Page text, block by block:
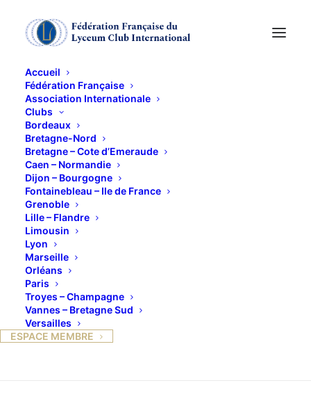
Accueil
Fédération Française
Association Internationale
Clubs
Bordeaux
Bretagne-Nord
Bretagne – Cote d’Emeraude
Caen – Normandie
Dijon – Bourgogne
Fontainebleau – Ile de France
Grenoble
Lille – Flandre
Limousin
Lyon
Marseille
Orléans
Paris
Troyes – Champagne
Vannes – Bretagne Sud
Versailles
ESPACE MEMBRE
20 JUIN 2013
Notre Amie, Béatrice FIX nous propose un très beau
programme, un « Circuit roman », avec la visite des
églises de Thaon, Rucqueville, Secqueville, le
Châeau de Creully et le Prieuré de Saint Gabriel.
Déjeuner à Creully